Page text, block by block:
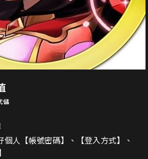
儲
人【帳號密碼】、【登入方式】、